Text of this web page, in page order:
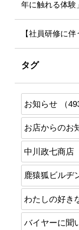
年に触れる体験
【社員研修に
タグ
お知らせ （493
お店からのお
中川政七商店
鹿猿狐ビルヂ
わたしの好き
バイヤーに聞